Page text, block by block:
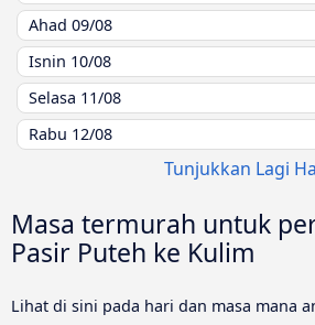
Ahad 09/08
Isnin 10/08
Selasa 11/08
Rabu 12/08
Tunjukkan Lagi
Masa termurah untuk
Pasir Puteh ke Kulim
Lihat di sini pada hari dan masa mana